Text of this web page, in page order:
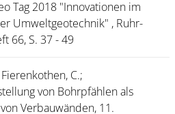
Tag 2018 "Innovationen im
Umweltgeotechnik" , Ruhr-
66, S. 37 - 49
C.;
von Bohrpfählen als
Verbauwänden, 11.